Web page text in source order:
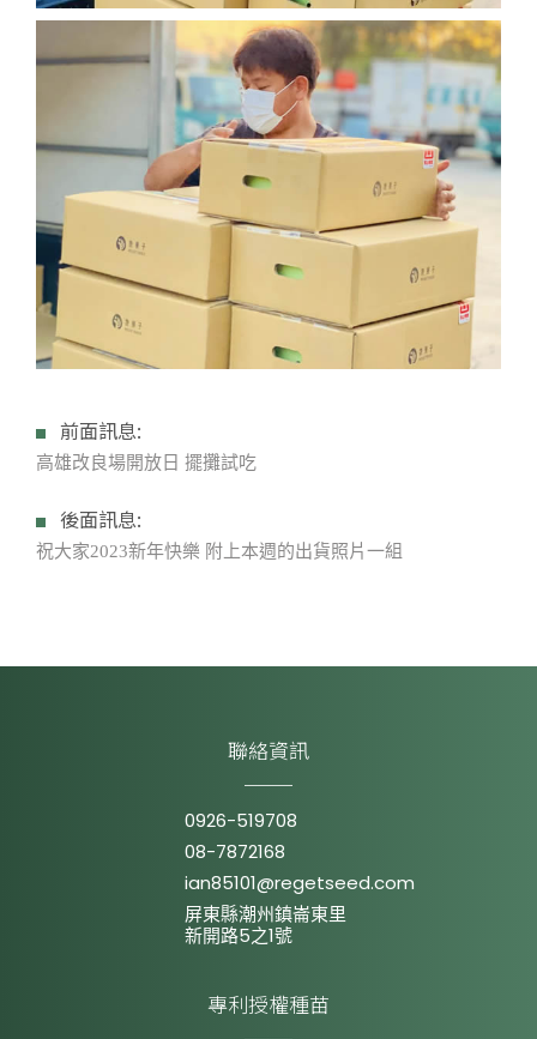
前面訊息:
高雄改良場開放日 擺攤試吃
後面訊息:
祝大家2023新年快樂 附上本週的出貨照片一組
聯絡資訊
0926-519708
08-7872168
ian85101@regetseed.com
屏東縣潮州鎮崙東里
新開路5之1號
專利授權種苗